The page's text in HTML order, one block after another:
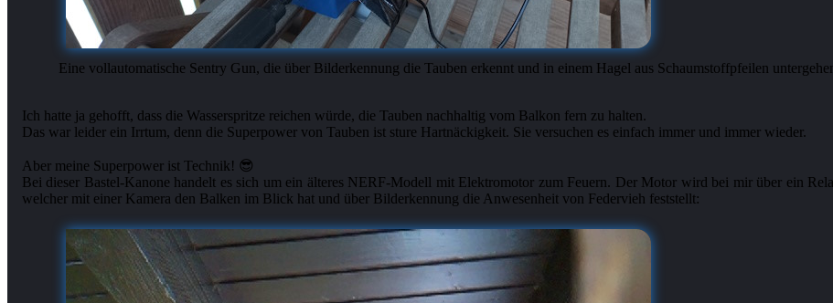
Eine vollautomatische Sentry Gun, die über Bilderkennung die Tauben erkennt und in einem Hagel aus Schaumstoffpfeilen
Ich hatte ja gehofft, dass die Wasserspritze reichen würde, die Tauben nachhaltig vom Balkon fern zu halten.
Das war leider ein Irrtum, denn die Superpower von Tauben ist sture Hartnäckigkeit. Sie versuchen es einfach immer und immer wieder.
Aber meine Superpower ist Technik! 😎
Bei dieser Bastel-Kanone handelt es sich um ein älteres NERF-Modell mit Elektromotor zum Feuern. Der Motor wird bei mir über ein